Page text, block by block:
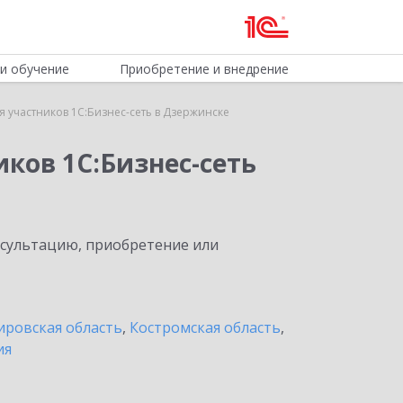
обучение Приобретение и внедрение
1С:Бизнес-сеть в Дзержинске
1С:Бизнес-сеть
приобретение или
область, Костромская область,